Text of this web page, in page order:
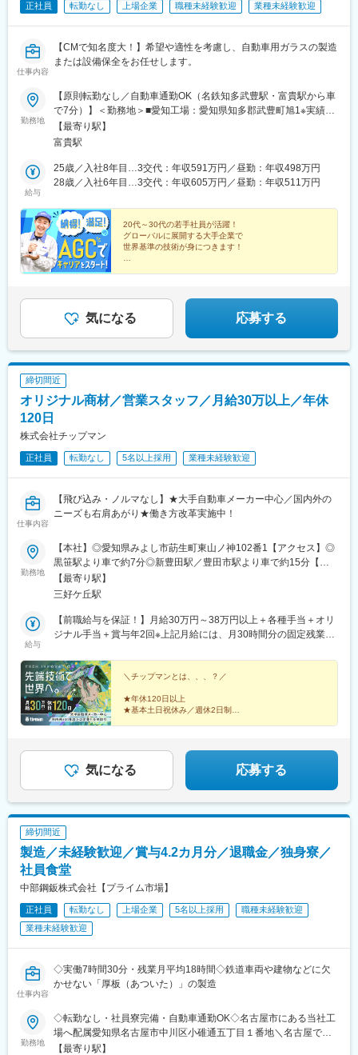
正社員 転勤なし 上場企業 職種未経験歓迎 業種未経験歓迎
仕事内容
【CMで知名度大！】希望や適性を考慮し、自動車用ガラスの製造
または設備保全をお任せします。
勤務地
【原則転勤なし／自動車通勤OK（名鉄知多武豊駅・富貴駅から車
で7分）】＜勤務地＞■愛知工場：愛知県知多郡武豊町旭1※実績に
より、海外出張や赴任のチャンスも！グローバルな活躍がしてみ
たい方には嬉しい！★U・Iターンも歓迎！★・知多半島（武豊
市、高浜市、刈谷市など）・名古屋など、幅広い地域の社員が多
数活躍しています。★住まいの心配なく、スタートしやすい！★
合、【引越し費用】＆【家族の交通費】を負担！＼社員寮は会社
から徒歩5分！／セパレートタイプのバス、トイレ、エアコン、ベ
ッドを完備。朝夜利用できる食堂や駐車場もあり安心◎月1万
6600円と格安で住めますよ。＼借り上げ社宅もご用意／家賃の半
分を会社で負担。家族がいる方も低出費で住めるので嬉しい！
【最寄り駅】
富貴駅
給与
25歳／入社8年目…3交代：年収591万円／昼勤：年収498万円
28歳／入社6年目…3交代：年収605万円／昼勤：年収511万円
20代～30代の若手社員が活躍！
グローバルに展開する大手企業で
世界基準の技術が身につきます！
★残業月16H程度と少なめ
★男性の育休取得多数
気になる 応募する
締切間近
オリジナル商材／営業スタッフ／月給30万以上／年休
120日
株式会社チップマン
正社員 転勤なし 5名以上採用 業種未経験歓迎
仕事内容
【飛び込み・ノルマなし】★大手自動車メーカー中心／国内外の
ニーズも右肩あがり★働き方改革実施中！
勤務地
【本社】◎愛知県みよし市莇生町東山ノ神102番1【アクセス】◎
黒笹駅より車で約7分◎新豊田駅／豊田市駅より車で約15分【ポ
イント】◎転勤なし◎マイカー通勤OK！◎駐車場完備◎受動喫煙
対策制度あり（オフィス内禁煙）
【最寄り駅】
三好ケ丘駅
給与
【前職給与を保証！】月給30万円～38万円以上＋各種手当＋オリ
ジナル手当＋賞与年2回※上記月給には、月30時間分の固定残業代
※経験や年齢を考慮の上決定いたします。※面接時に、ご相談出来
ればと思います。＼チップマンとは、、、？／
★年休120日以上
★基本土日祝休み／週休2日制
★オリジナル福利厚生／旅行補助・ランチ補助
気になる 応募する
締切間近
製造／未経験歓迎／賞与4.2カ月分／退職金／独身寮／
社員食堂
中部鋼鈑株式会社【プライム市場】
正社員 転勤なし 上場企業 5名以上採用
職種未経験歓迎
業種未経験歓迎
仕事内容
◇実働7時間30分・残業月平均18時間◇鉄道車両や建物などに欠
かせない「厚板（あついた）」の製造
勤務地
◇転勤なし・社員寮完備・自動車通勤OK◇名古屋市にある当社工
場へ配属愛知県名古屋市中川区小碓通五丁目１番地＼名古屋で働
きたい方に最適！／転勤せずに名古屋で働きたい方、UIターンを
【最寄り駅】